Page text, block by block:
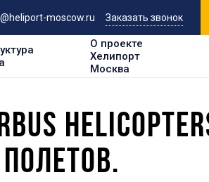
moscow.ru Заказать звонок
О проекте
Хелипорт
Москва